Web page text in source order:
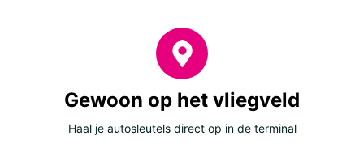
Gewoon op het vliegveld
Haal je autosleutels direct op in de terminal